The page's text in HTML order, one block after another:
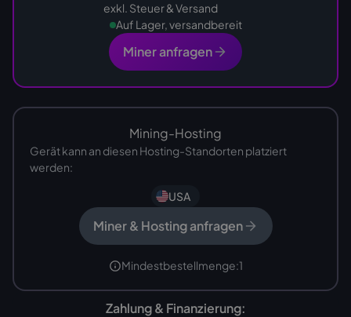
exkl. Steuer & Versand
Auf Lager, versandbereit
Miner anfragen
Mining-Hosting
Gerät kann an diesen Hosting-Standorten platziert
werden:
USA
Miner & Hosting anfragen
Mindestbestellmenge:1
Zahlung & Finanzierung: